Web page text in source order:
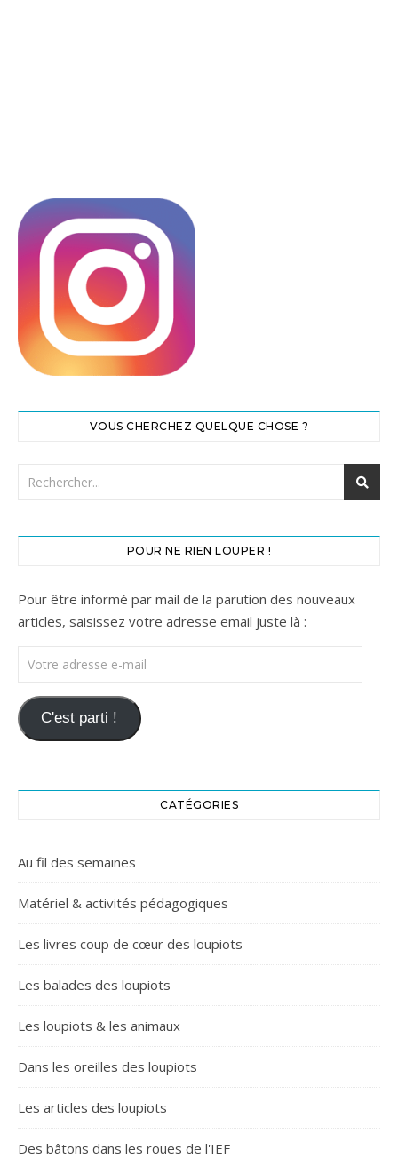
VOUS CHERCHEZ QUELQUE CHOSE ?
POUR NE RIEN LOUPER !
Pour être informé par mail de la parution des nouveaux
articles, saisissez votre adresse email juste là :
Votre adresse e-mail
C'est parti !
CATÉGORIES
Au fil des semaines
Matériel & activités pédagogiques
Les livres coup de cœur des loupiots
Les balades des loupiots
Les loupiots & les animaux
Dans les oreilles des loupiots
Les articles des loupiots
Des bâtons dans les roues de l'IEF